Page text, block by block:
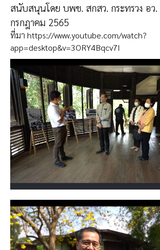
สนับสนุนโดย บพข. สกสว. กระทรวง อว.
กรกฎาคม 2565
ที่มา https://www.youtube.com/watch?
app=desktop&v=3ORY4Bqcv7I